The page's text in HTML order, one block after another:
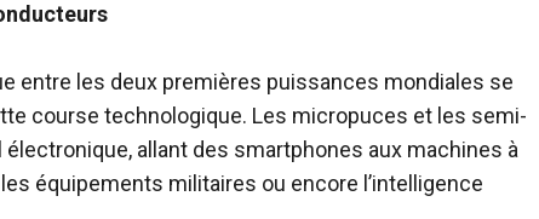
entre les deux premières puissances mondiales se
course technologique. Les micropuces et les semi-
allant des smartphones aux machines à
équipements militaires ou encore l’intelligence